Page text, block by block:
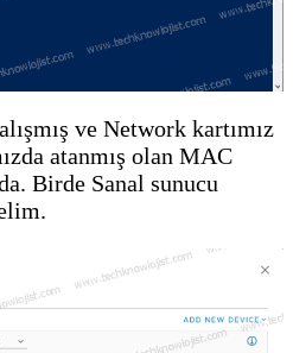
ve Network kartımız
atanmış olan MAC
Birde Sanal sunucu